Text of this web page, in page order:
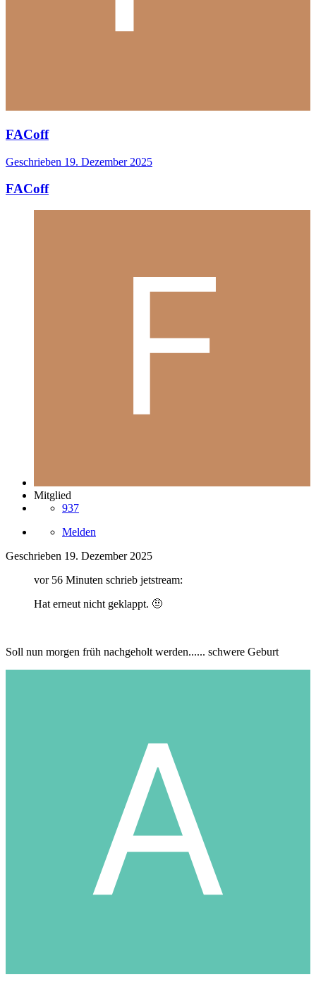
FACoff
Geschrieben 19. Dezember 2025
FACoff
Mitglied
937
Melden
Geschrieben 19. Dezember 2025
vor 56 Minuten schrieb jetstream:
Hat erneut nicht geklappt. 🤨
Soll nun morgen früh nachgeholt werden...... schwere Geburt